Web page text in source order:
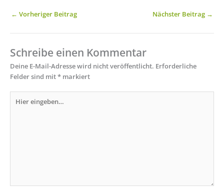
← Vorheriger Beitrag Nächster Beitrag →
Schreibe einen Kommentar
Deine E-Mail-Adresse wird nicht veröffentlicht. Erforderliche
Felder sind mit* markiert
eingeben…